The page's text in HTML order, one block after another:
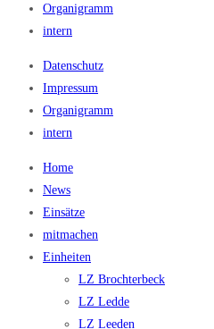
Organigramm
intern
Datenschutz
Impressum
Organigramm
intern
Home
News
Einsätze
mitmachen
Einheiten
LZ Brochterbeck
LZ Ledde
LZ Leeden